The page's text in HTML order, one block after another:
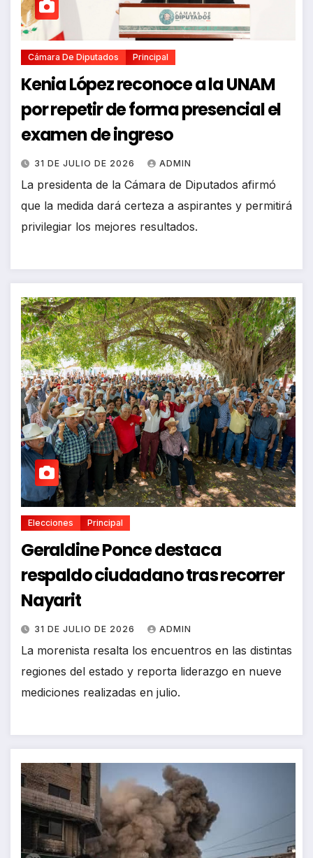
Cámara De Diputados Principal
Kenia López reconoce a la UNAM
por repetir de forma presencial el
examen de ingreso
31 DE JULIO DE 2026 ADMIN
La presidenta de la Cámara de Diputados afirmó
que la medida dará certeza a aspirantes y permitirá
privilegiar los mejores resultados.
Elecciones Principal
Geraldine Ponce destaca
respaldo ciudadano tras recorrer
Nayarit
31 DE JULIO DE 2026 ADMIN
La morenista resalta los encuentros en las distintas
regiones del estado y reporta liderazgo en nueve
mediciones realizadas en julio.